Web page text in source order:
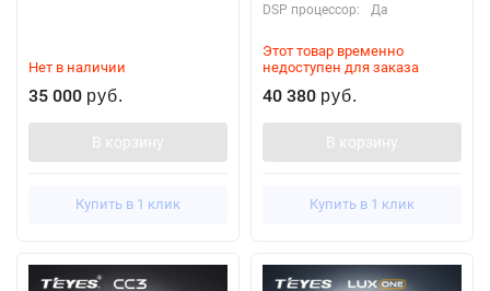
Нет в наличии
35 000 руб.
В корзину
Купить в 1 клик
DSP процессор: Да
Этот товар временно
недоступен для заказа
40 380 руб.
В корзину
Купить в 1 клик